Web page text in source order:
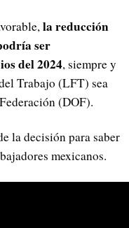
la reducción
ser
del 2024, siempre y
Trabajo (LFT) sea
(DOF).
la decisión para saber
mexicanos.